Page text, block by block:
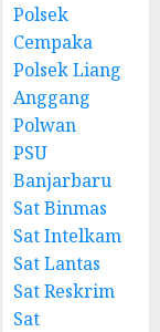
Polsek
Cempaka
Polsek Liang
Anggang
Polwan
PSU
Banjarbaru
Sat Binmas
Sat Intelkam
Sat Lantas
Sat Reskrim
Sat